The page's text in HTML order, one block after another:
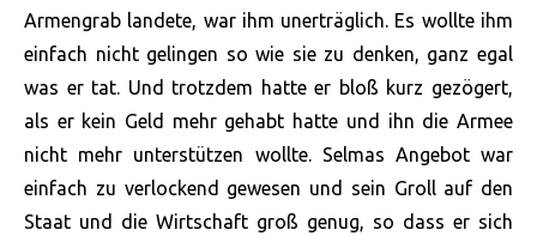
Armengrab landete, war ihm unerträglich. Es wollte ihm
einfach nicht gelingen so wie sie zu denken, ganz egal
was er tat. Und trotzdem hatte er bloß kurz gezögert,
als er kein Geld mehr gehabt hatte und ihn die Armee
nicht mehr unterstützen wollte. Selmas Angebot war
einfach zu verlockend gewesen und sein Groll auf den
Staat und die Wirtschaft groß genug, so dass er sich